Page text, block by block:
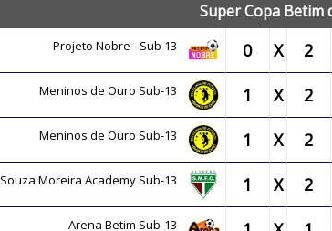
Super Copa Betim
Projeto Nobre - Sub 13 0 X 2
Meninos de Ouro Sub-13 1 X 2
Meninos de Ouro Sub-13 1 X 2
Souza Moreira Academy Sub-13 1 X 2
Arena Betim Sub-13